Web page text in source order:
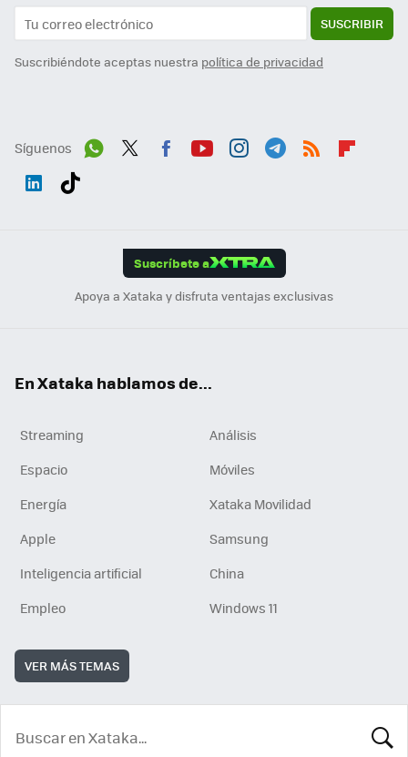
SUSCRIBIR
Suscribiéndote aceptas nuestra política de privacidad
Síguenos
Suscríbete a
Apoya a Xataka y disfruta ventajas exclusivas
En Xataka hablamos de...
Streaming
Análisis
Espacio
Móviles
Energía
Xataka Movilidad
Apple
Samsung
Inteligencia artificial
China
Empleo
Windows 11
VER MÁS TEMAS